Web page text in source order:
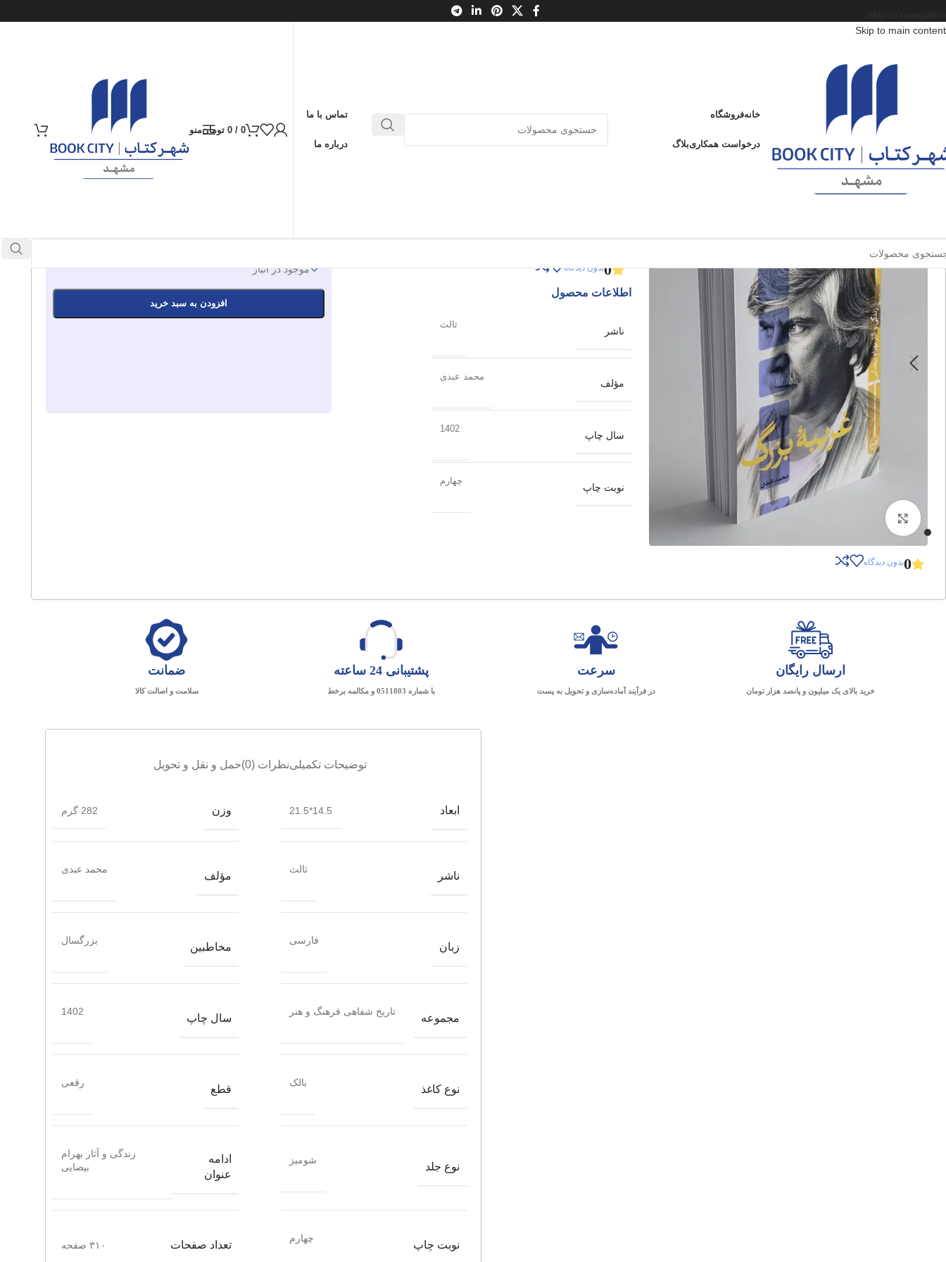
Skip to main content
خانهفروشگاه
درخواست همکاریبلاگ
تماس با ما
درباره ما
0
/
0 تومانمنو
محصولات / کتاب بزرگسال
زندگی و آثار بهرام بیضایی
0بدون دیدگاه
0بدون دیدگاه
اطلاعات محصول
ناشر
ثالث
مؤلف
محمد عبدی
سال چاپ
1402
نوبت چاپ
چهارم
موجود در انبار
افزودن به سبد خرید
ارسال رایگان
خرید بالای یک میلیون و پانصد هزار تومان
سرعت
در فرآیند آماده‌سازی و تحویل به پست
پشتیبانی 24 ساعته
با شماره 0511803 و مکالمه برخط
ضمانت
سلامت و اصالت کالا
توضیحات تکمیلینظرات (0) حمل و نقل و تحویل
ابعاد 14.5*21.5 وزن 282 گرم
ناشر
ثالث
مؤلف
محمد عبدی
زبان
فارسی
مخاطبین
بزرگسال
مجموعه
تاریخ شفاهی فرهنگ و هنر
سال چاپ
1402
نوع کاغذ
بالک
قطع
رقعی
نوع جلد
شومیز
ادامه
عنوان
زندگی و آثار بهرام
بیضایی
نوبت چاپ
چهارم
تعداد صفحات ۳۱۰ صفحه